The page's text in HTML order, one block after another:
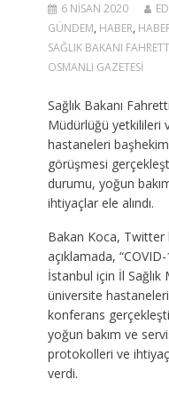
6 NISAN 2020
GÜNDEM, HABER,
SAĞLIK BAKANI
OSMANLI GAZETESI
Sağlık Bakanı
Müdürlüğü yetkilileri
hastaneleri
görüşmesi
durumu, yoğun
ihtiyaçlar ele alındı.
Bakan Koca, Twitter
açıklamada,
İstanbul için İl
üniversite
konferans
yoğun bakım ve
protokolleri ve
verdi.